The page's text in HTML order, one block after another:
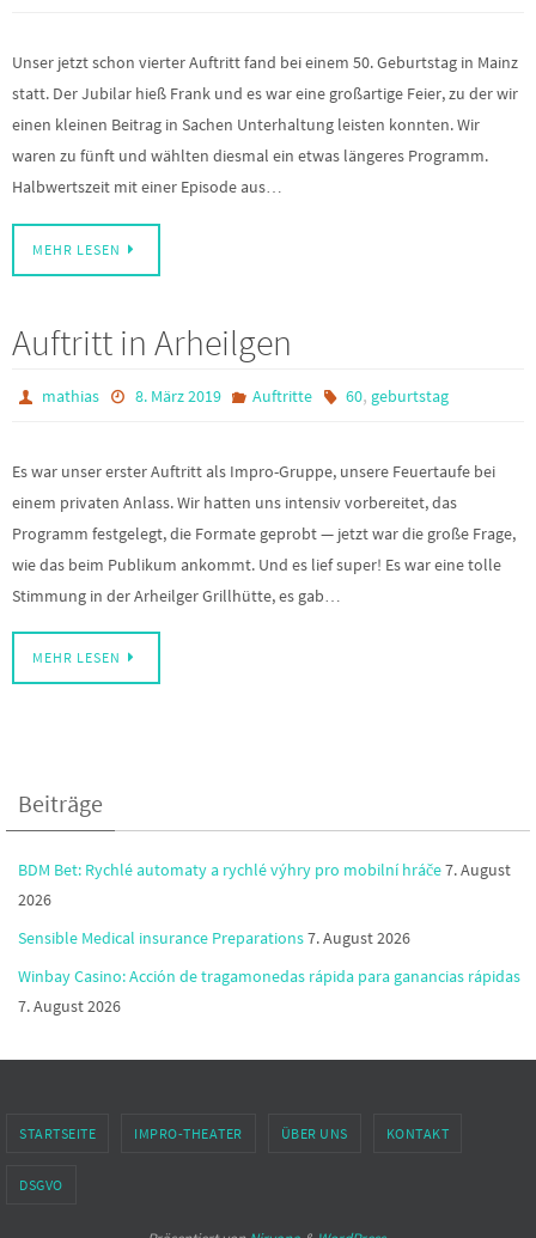
Unser jetzt schon vierter Auftritt fand bei einem 50. Geburtstag in Mainz
statt. Der Jubilar hieß Frank und es war eine großartige Feier, zu der wir
einen kleinen Beitrag in Sachen Unterhaltung leisten konnten. Wir
waren zu fünft und wählten diesmal ein etwas längeres Programm.
Halbwertszeit mit einer Episode aus…
MEHR LESEN
Auftritt in Arheilgen
mathias 8. März 2019 Auftritte 60, geburtstag
Es war unser erster Auftritt als Impro-Gruppe, unsere Feuertaufe bei
einem privaten Anlass. Wir hatten uns intensiv vorbereitet, das
Programm festgelegt, die Formate geprobt — jetzt war die große Frage,
wie das beim Publikum ankommt. Und es lief super! Es war eine tolle
Stimmung in der Arheilger Grillhütte, es gab…
MEHR LESEN
Beiträge
BDM Bet: Rychlé automaty a rychlé výhry pro mobilní hráče7. August
2026
Sensible Medical insurance Preparations7. August 2026
Winbay Casino: Acción de tragamonedas rápida para ganancias rápidas
7. August 2026
STARTSEITE IMPRO-THEATER ÜBER UNS KONTAKT
DSGVO